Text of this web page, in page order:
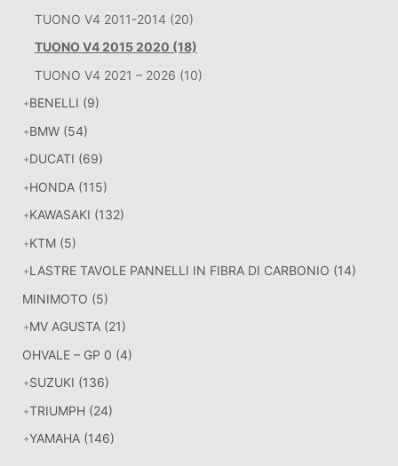
TUONO V4 2011-2014 (20)
TUONO V4 2015 2020 (18)
TUONO V4 2021 – 2026 (10)
BENELLI (9)
BMW (54)
DUCATI (69)
HONDA (115)
KAWASAKI (132)
KTM (5)
LASTRE TAVOLE PANNELLI IN FIBRA DI CARBONIO (14)
MINIMOTO (5)
MV AGUSTA (21)
OHVALE – GP 0 (4)
SUZUKI (136)
TRIUMPH (24)
YAMAHA (146)